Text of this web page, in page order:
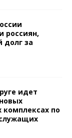
россиян,
долг за
идет
по